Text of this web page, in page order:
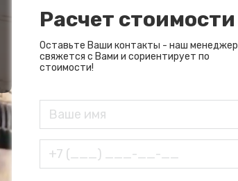
Расчет стоимости
Оставьте Ваши контакты - наш менеджер
свяжется с Вами и сориентирует по
стоимости!